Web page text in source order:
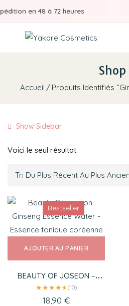
en 48 à 72 heures
Shop
Accueil Produits Identifiés
Show Sidebar
Voici le seul résultat
Bestseller
AJOUTER AU PANIER
BEAUTY OF JOSEON –
GINSENG ESSENCE WATER
★★★★★
★(10)
18,90 €